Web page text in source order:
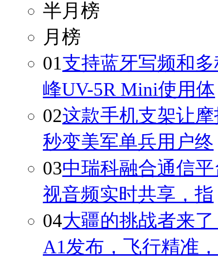
半月榜
月榜
01支持蓝牙写频和
峰UV-5R Mini使用体
02这款手机支架让
秒变美军单兵用户终
03中瑞科融合通信
视音频实时共享，指
04大疆的挑战者来
A1发布，飞行精准，